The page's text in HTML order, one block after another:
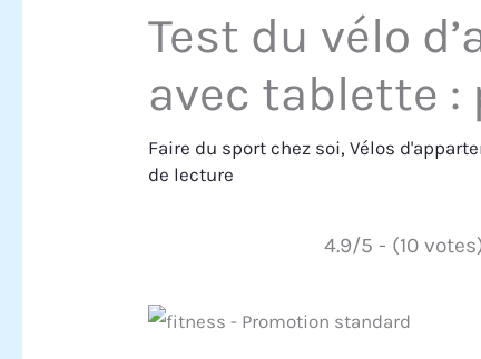
Test du vélo
avec tablette
Faire du sport chez soi,Vélos
de lecture
4.9/5 - (10